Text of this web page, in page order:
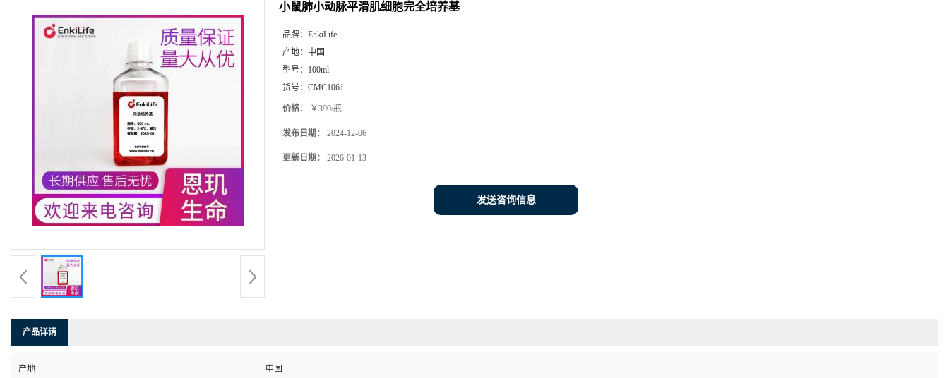
小鼠肺小动脉平滑肌细胞完全培养基
品牌： EnkiLife
产地： 中国
型号： 100ml
货号： CMC1061
价格： ￥390/瓶
发布日期： 2024-12-06
更新日期： 2026-01-13
发送咨询信息
产品详请
产地 中国